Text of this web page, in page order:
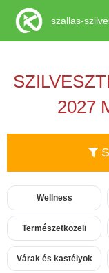
2027
Wellness
Természetközeli
Várak és kastélyok
szallas-